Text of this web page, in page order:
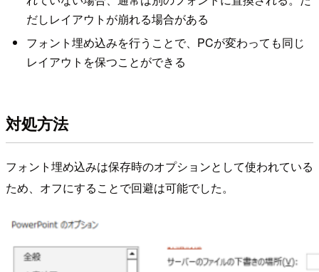
だしレイアウトが崩れる場合がある
フォント埋め込みを行うことで、PCが変わっても同じ
レイアウトを保つことができる
対処方法
フォント埋め込みは保存時のオプションとして使われている
ため、オフにすることで回避は可能でした。